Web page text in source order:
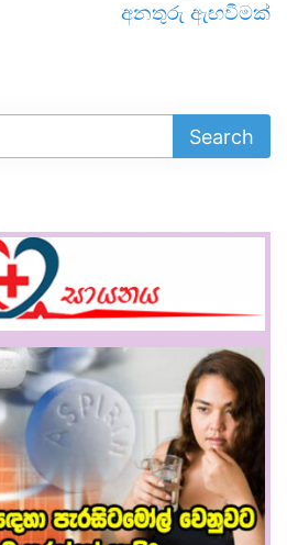
අනතුරු ඇඟවීමක්